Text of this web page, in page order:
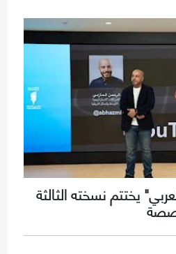
يختتم نسخته الثالثة